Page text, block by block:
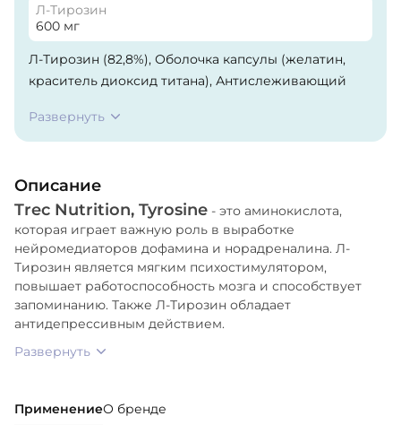
Л-Тирозин
600 мг
Л-Тирозин (82,8%), Оболочка капсулы (желатин,
краситель диоксид титана), Антислеживающий
Развернуть
Описание
Trec Nutrition, Tyrosine - это аминокислота,
которая играет важную роль в выработке
нейромедиаторов дофамина и норадреналина. Л-
Тирозин является мягким психостимулятором,
повышает работоспособность мозга и способствует
запоминанию. Также Л-Тирозин обладает
антидепрессивным действием.
Развернуть
ПрименениеО бренде